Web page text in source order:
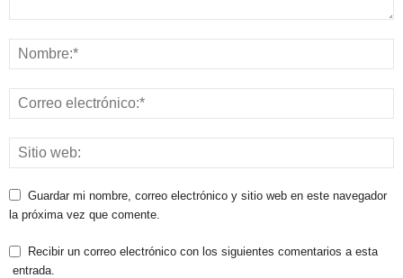
Guardar mi nombre, correo electrónico y sitio web en este navegador
la próxima vez que comente.
Recibir un correo electrónico con los siguientes comentarios a esta
entrada.